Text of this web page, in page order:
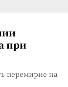
при
перемирие на